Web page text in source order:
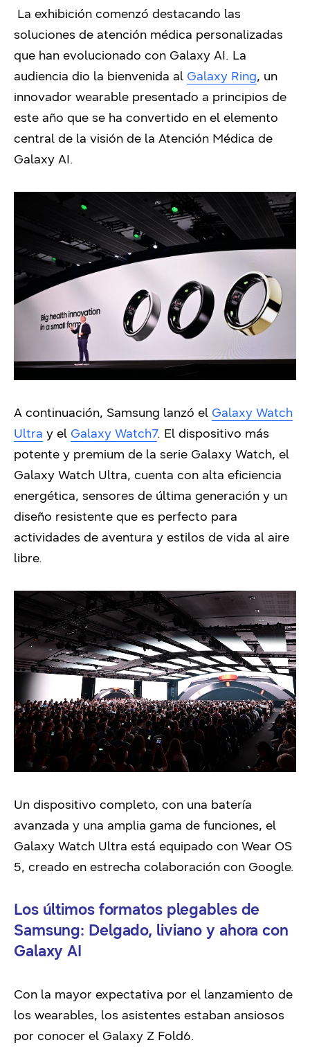
La exhibición comenzó destacando las
soluciones de atención médica personalizadas
que han evolucionado con Galaxy AI. La
audiencia dio la bienvenida al Galaxy Ring, un
innovador wearable presentado a principios de
este año que se ha convertido en el elemento
central de la visión de la Atención Médica de
Galaxy AI.
A continuación, Samsung lanzó el Galaxy Watch
Ultra y el Galaxy Watch7. El dispositivo más
potente y premium de la serie Galaxy Watch, el
Galaxy Watch Ultra, cuenta con alta eficiencia
energética, sensores de última generación y un
diseño resistente que es perfecto para
actividades de aventura y estilos de vida al aire
libre.
Un dispositivo completo, con una batería
avanzada y una amplia gama de funciones, el
Galaxy Watch Ultra está equipado con Wear OS
5, creado en estrecha colaboración con Google.
Los últimos formatos plegables de
Samsung: Delgado, liviano y ahora con
Galaxy AI
Con la mayor expectativa por el lanzamiento de
los wearables, los asistentes estaban ansiosos
por conocer el Galaxy Z Fold6.